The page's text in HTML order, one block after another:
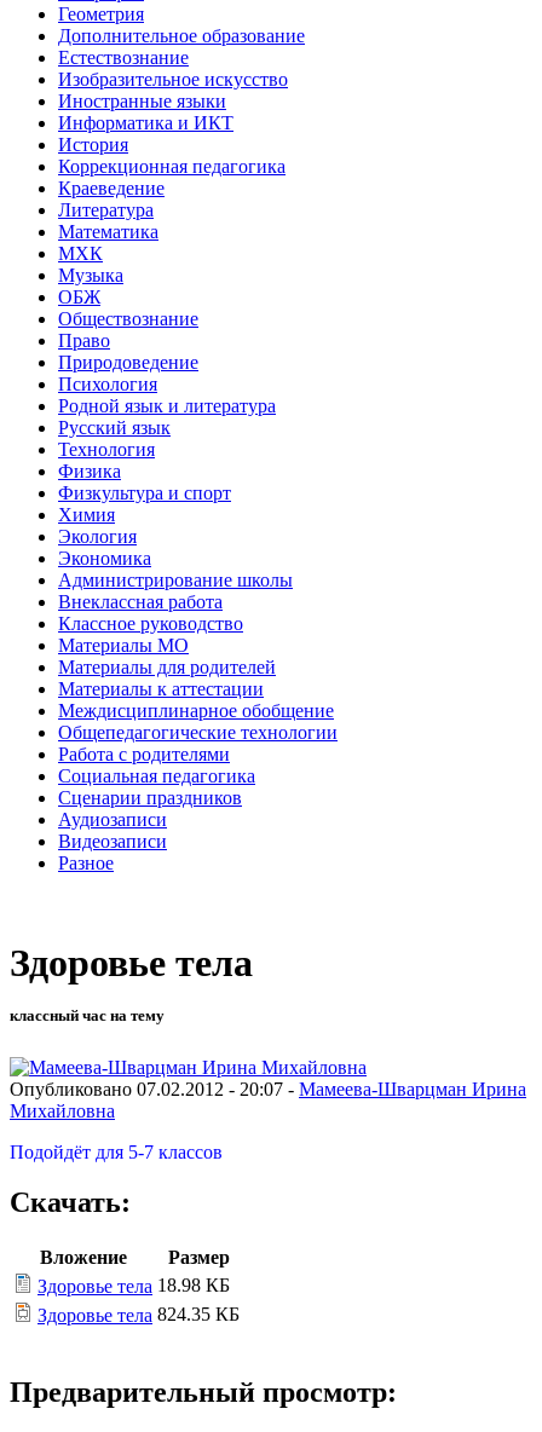
Геометрия
Дополнительное образование
Естествознание
Изобразительное искусство
Иностранные языки
Информатика и ИКТ
История
Коррекционная педагогика
Краеведение
Литература
Математика
МХК
Музыка
ОБЖ
Обществознание
Право
Природоведение
Психология
Родной язык и литература
Русский язык
Технология
Физика
Физкультура и спорт
Химия
Экология
Экономика
Администрирование школы
Внеклассная работа
Классное руководство
Материалы МО
Материалы для родителей
Материалы к аттестации
Междисциплинарное обобщение
Общепедагогические технологии
Работа с родителями
Социальная педагогика
Сценарии праздников
Аудиозаписи
Видеозаписи
Разное
Здоровье тела
классный час на тему
Опубликовано 07.02.2012 - 20:07 - Мамеева-Шварцман Ирина
Михайловна
Подойдёт для 5-7 классов
Скачать:
Вложение
Размер
Здоровье тела 18.98 КБ
Здоровье тела 824.35 КБ
Предварительный просмотр: